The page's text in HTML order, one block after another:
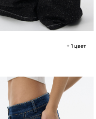
+ 1 цвет